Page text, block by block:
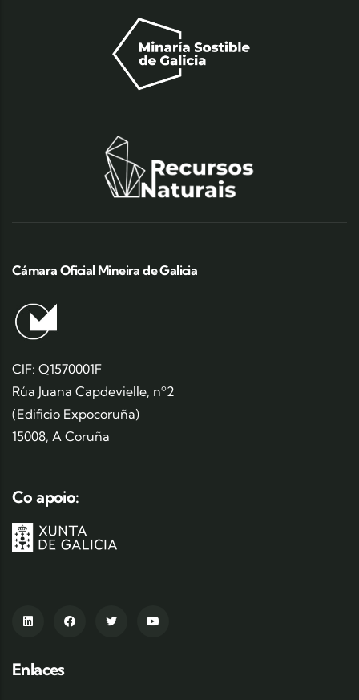
Cámara Oficial Mineira de Galicia
CIF: Q1570001F
Rúa Juana Capdevielle, nº2
(Edificio Expocoruña)
15008, A Coruña
Co apoio:
Enlaces